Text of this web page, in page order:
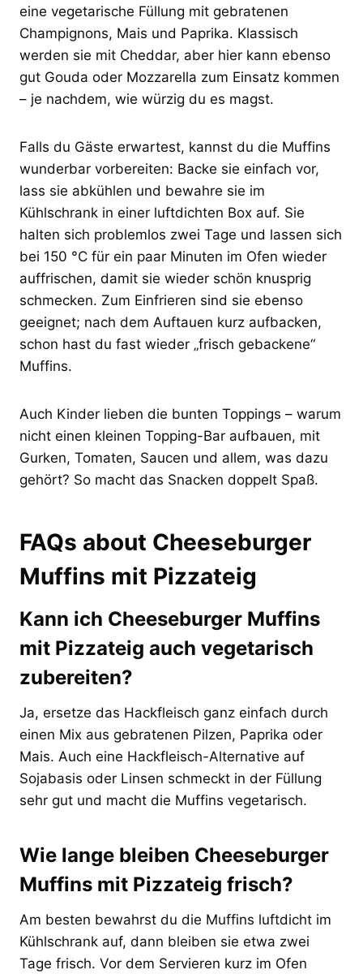
eine vegetarische Füllung mit gebratenen
Champignons, Mais und Paprika. Klassisch
werden sie mit Cheddar, aber hier kann ebenso
gut Gouda oder Mozzarella zum Einsatz kommen
– je nachdem, wie würzig du es magst.
Falls du Gäste erwartest, kannst du die Muffins
wunderbar vorbereiten: Backe sie einfach vor,
lass sie abkühlen und bewahre sie im
Kühlschrank in einer luftdichten Box auf. Sie
halten sich problemlos zwei Tage und lassen sich
bei 150 °C für ein paar Minuten im Ofen wieder
auffrischen, damit sie wieder schön knusprig
schmecken. Zum Einfrieren sind sie ebenso
geeignet; nach dem Auftauen kurz aufbacken,
schon hast du fast wieder „frisch gebackene“
Muffins.
Auch Kinder lieben die bunten Toppings – warum
nicht einen kleinen Topping-Bar aufbauen, mit
Gurken, Tomaten, Saucen und allem, was dazu
gehört? So macht das Snacken doppelt Spaß.
FAQs about Cheeseburger
Muffins mit Pizzateig
Kann ich Cheeseburger Muffins
mit Pizzateig auch vegetarisch
zubereiten?
Ja, ersetze das Hackfleisch ganz einfach durch
einen Mix aus gebratenen Pilzen, Paprika oder
Mais. Auch eine Hackfleisch-Alternative auf
Sojabasis oder Linsen schmeckt in der Füllung
sehr gut und macht die Muffins vegetarisch.
Wie lange bleiben Cheeseburger
Muffins mit Pizzateig frisch?
Am besten bewahrst du die Muffins luftdicht im
Kühlschrank auf, dann bleiben sie etwa zwei
Tage frisch. Vor dem Servieren kurz im Ofen